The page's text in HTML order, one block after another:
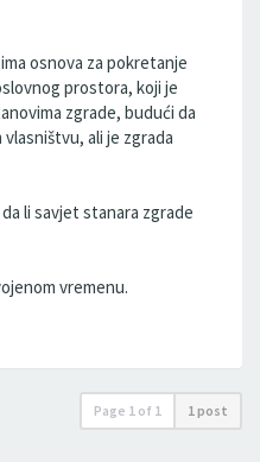
osnova za pokretanje
prostora, koji je
zgrade, budući da
ali je zgrada
li savjet stanara zgrade
vremenu.
Page 1 of 1 1 post